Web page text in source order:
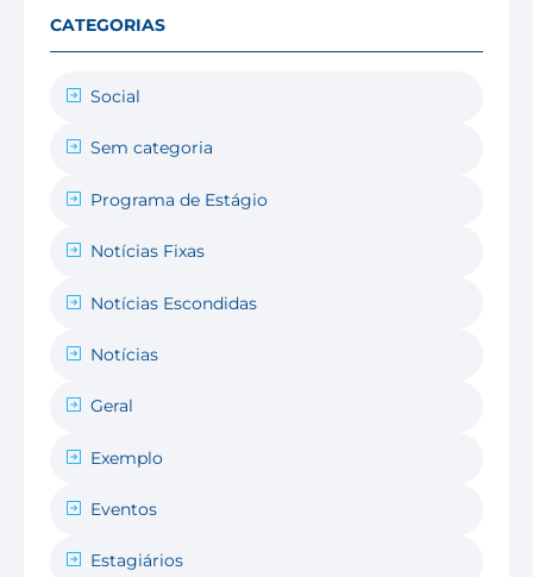
CATEGORIAS
Social
Sem categoria
Programa de Estágio
Notícias Fixas
Notícias Escondidas
Notícias
Geral
Exemplo
Eventos
Estagiários